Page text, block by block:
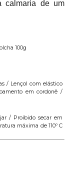
calmaria de um
100g
/ Lençol com elástico
em cordonê /
/ Proibido secar em
máxima de 110º C